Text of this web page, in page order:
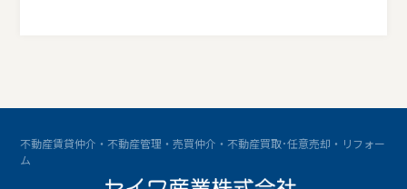
不動産賃貸仲介・不動産管理・売買仲介・不動産買取･任意売却・リフォー
ム